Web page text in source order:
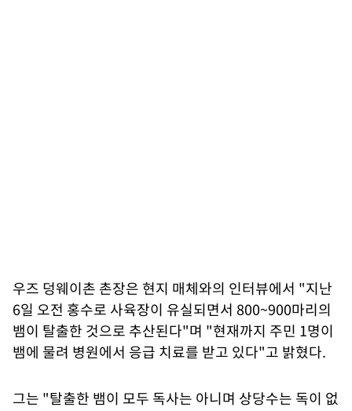
우즈 덩웨이촌 촌장은 현지 매체와의 인터뷰에서 "지난
6일 오전 홍수로 사육장이 유실되면서 800~900마리의
뱀이 탈출한 것으로 추산된다"며 "현재까지 주민 1명이
뱀에 물려 병원에서 응급 치료를 받고 있다"고 밝혔다.
그는 "탈출한 뱀이 모두 독사는 아니며 상당수는 독이 없